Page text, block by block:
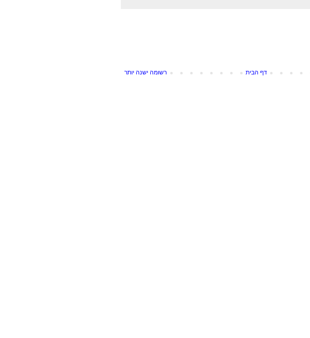
רשומה ישנה יותר
דף הבית